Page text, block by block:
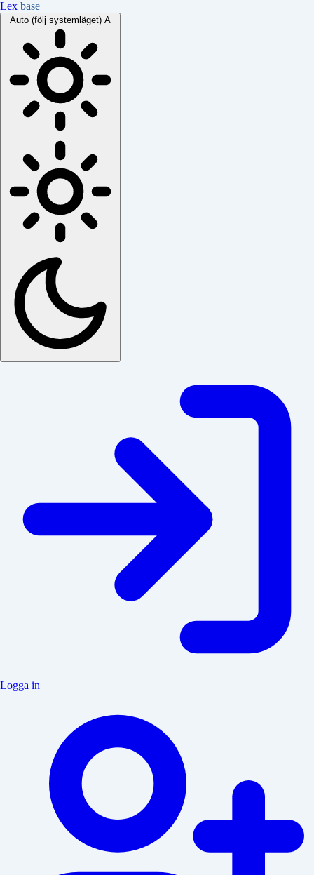
Lex base
Auto (följ systemläget) A
Logga in